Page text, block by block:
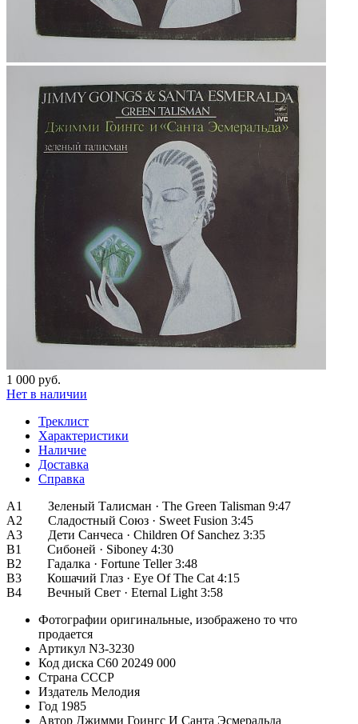
1 000 руб.
Нет в наличии
Треклист
Характеристики
Наличие
Доставка
Справка
A1 Зеленый Талисман · The Green Talisman 9:47
A2 Сладостный Союз · Sweet Fusion 3:45
A3 Дети Санчеса · Children Of Sanchez 3:35
B1 Сибоней · Siboney 4:30
B2 Гадалка · Fortune Teller 3:48
B3 Кошачий Глаз · Eye Of The Cat 4:15
B4 Вечный Свет · Eternal Light 3:58
Фотографии оригинальные, изображено то что
продается
Артикул N3-3230
Код диска С60 20249 000
Страна СССР
Издатель Мелодия
Год 1985
Автор Джимми Гоингс И Санта Эсмеральда